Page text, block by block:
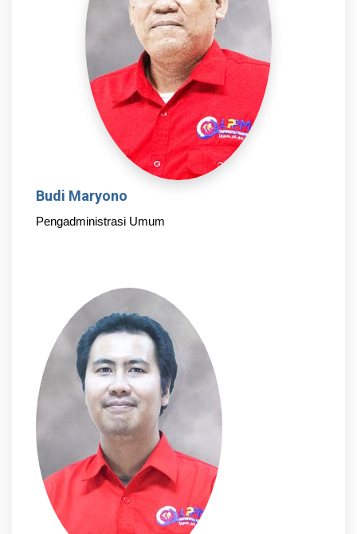
Budi Maryono
Pengadministrasi Umum